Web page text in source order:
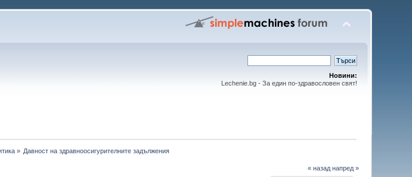
Новини:
Lechenie.bg - За един по-здравословен свят!
» Давност на здравноосигурителните задължения
« назад напред »